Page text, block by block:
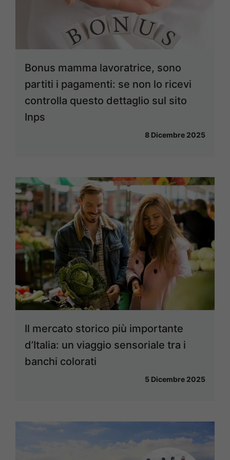
Bonus mamma lavoratrice, sono
partiti i pagamenti: se non lo ricevi
controlla questo dettaglio sul sito
Inps
8 Dicembre 2025
Il mercato storico più importante
d’Italia: un viaggio sensoriale tra i
banchi colorati
5 Dicembre 2025